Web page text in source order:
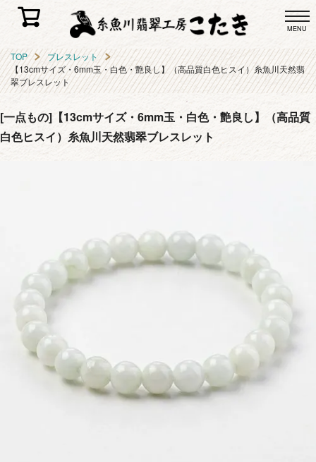
MENU
TOP
ブレスレット
【13cmサイズ・6mm玉・白色・艶良し】（高品質白色ヒスイ）糸魚川天然翡
翠ブレスレット
[一点もの]【13cmサイズ・6mm玉・白色・艶良し】（高品質
白色ヒスイ）糸魚川天然翡翠ブレスレット